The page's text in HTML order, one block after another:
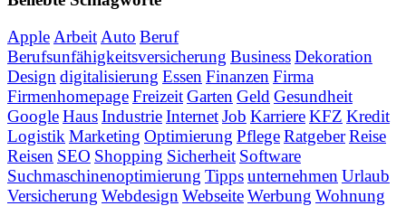
Apple Arbeit Auto Beruf
Berufsunfähigkeitsversicherung BusinessDekoration
Design digitalisierung Essen Finanzen Firma
FirmenhomepageFreizeitGarten Geld Gesundheit
GoogleHausIndustrieInternetJob KarriereKFZ Kredit
Logistik Marketing Optimierung PflegeRatgeberReise
Reisen SEO Shopping Sicherheit Software
Suchmaschinenoptimierung Tippsunternehmen Urlaub
Versicherung Webdesign WebseiteWerbung Wohnung